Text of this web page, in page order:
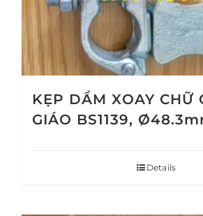
KẸP DẦM XOAY CHỮ
GIÁO BS1139,
Details